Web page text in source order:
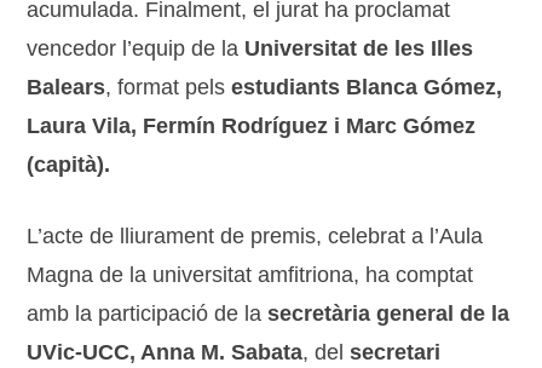
acumulada. Finalment, el jurat ha proclamat
vencedor l’equip de la Universitat de les Illes
Balears, format pelsestudiants Blanca Gómez,
Laura Vila, Fermín Rodríguez i Marc Gómez
(capità).
L’acte de lliurament de premis, celebrat a l’Aula
Magna de la universitat amfitriona, ha comptat
amb la participació de lasecretària general de la
UVic-UCC, Anna M. Sabata, delsecretari